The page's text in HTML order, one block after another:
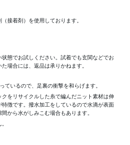
接着剤）を使用しております。
状態でお試しください。試着でも玄関などでお
場合には、返品は承りかねます。
ているので、足裏の衝撃を和らげます。
クをリサイクルした糸で編んだニット素材は伸
徴です。撥水加工をしているので水滴が表面
から水がしみこむ場合もあります。